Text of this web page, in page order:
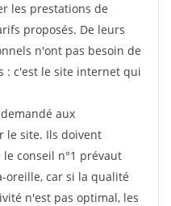
les prestations de
proposés. De leurs
n'ont pas besoin de
: c'est le site internet qui
aux
le site. Ils doivent
conseil n°1 prévaut
oreille, car si la qualité
n'est pas optimal, les